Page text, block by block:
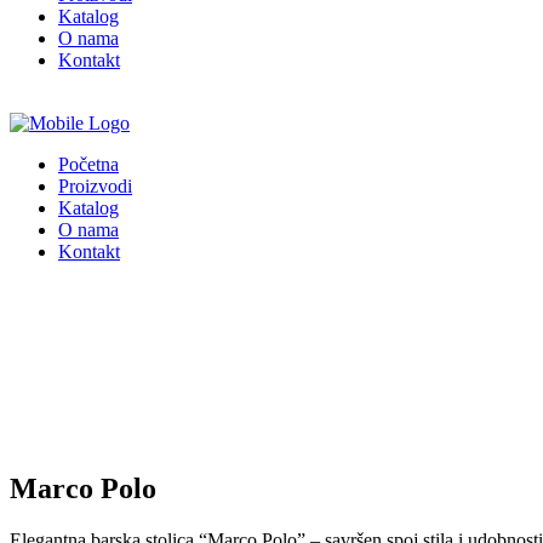
Katalog
O nama
Kontakt
Početna
Proizvodi
Katalog
O nama
Kontakt
Marco Polo